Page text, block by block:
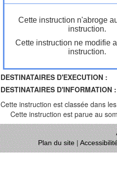
Cette instruction n'abroge
instruction.
Cette instruction ne modifie
instruction.
DESTINATAIRES D'EXECUTION :
DESTINATAIRES D'INFORMATION :
Cette instruction est classée dans
Cette instruction est parue au
Plan du site|